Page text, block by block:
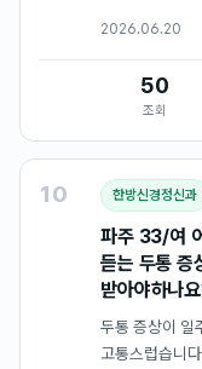
2026.06.20
50
조회
10 한방신경정신과
파주 33/여
듣는 두통 증
받아야하나
두통 증상이 일
고통스럽습니